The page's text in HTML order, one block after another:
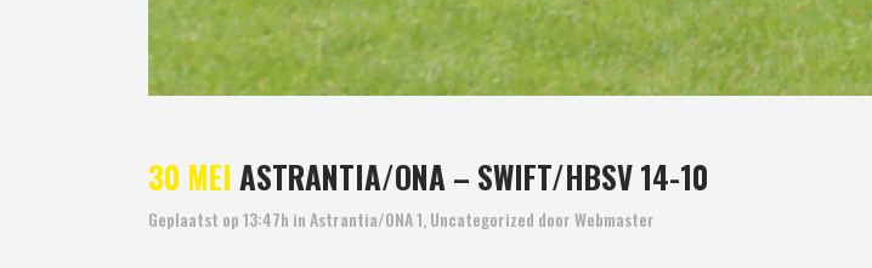
30 MEI ASTRANTIA/ONA – SWIFT/HBSV 14-10
Geplaatst op 13:47h inAstrantia/ONA 1,Uncategorized doorWebmaster